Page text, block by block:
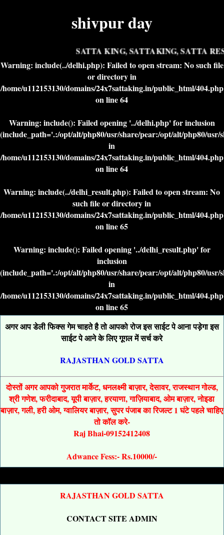
shivpur day
SATTA KING, SATTAKING, SATTA
Warning: include(../delhi.php): Failed to open stream: No such file
or directory in
/home/u112153130/domains/24x7sattaking.in/public_html/404.php
on line64
Warning: include(): Failed opening '../delhi.php' for inclusion
(include_path='.:/opt/alt/php80/usr/share/pear:/opt/alt/php80/
in
/home/u112153130/domains/24x7sattaking.in/public_html/404.php
on line64
Warning: include(../delhi_result.php): Failed to open stream: No
such file or directory in
/home/u112153130/domains/24x7sattaking.in/public_html/404.php
on line65
Warning: include(): Failed opening '../delhi_result.php' for
inclusion
(include_path='.:/opt/alt/php80/usr/share/pear:/opt/alt/php80/
in
/home/u112153130/domains/24x7sattaking.in/public_html/404.php
on line65
अगर आप डेली फिक्स गेम चाहते है तो आपको रोज इस साईट पे आना पड़ेगा इस
साईट पे आने के लिए गूगल में सर्च करे
RAJASTHAN GOLD SATTA
दोस्तों अगर आपको गुजरात मार्केट, धनलक्ष्मी बाज़ार, देसावर, राजस्थान गोल्ड,
श्री गणेश, फरीदाबाद, यूपी बाज़ार, हरयाणा, गाज़ियाबाद, ओम बाज़ार, नोइडा
बाज़ार, गली, हरी ओम, ग्वालियर बाज़ार, सुपर पंजाब का रिजल्ट 1 घंटे पहले चाहिए
तो कॉल करे-
Raj Bhai-09152412408
Adwance Fess:- Rs.10000/-
RAJASTHAN GOLD SATTA
CONTACT SITE ADMIN